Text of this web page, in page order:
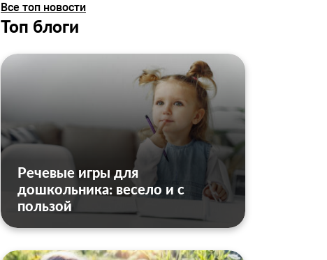
Все топ новости
Топ блоги
Речевые игры для
дошкольника: весело и с
пользой